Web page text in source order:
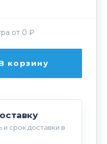
от 0 ₽
корзину
и срок доставки в